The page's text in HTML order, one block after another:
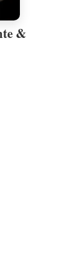
&